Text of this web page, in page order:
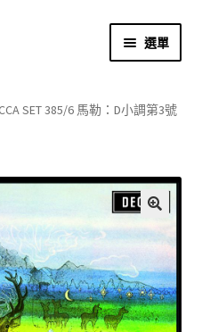
選單
SET 385/6 馬勒：D小調第3號
🔍